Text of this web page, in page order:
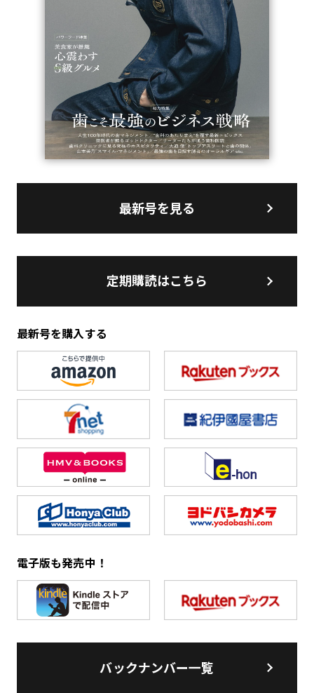
最新号を見る
定期購読はこちら
最新号を購入する
電子版も発売中！
バックナンバー一覧